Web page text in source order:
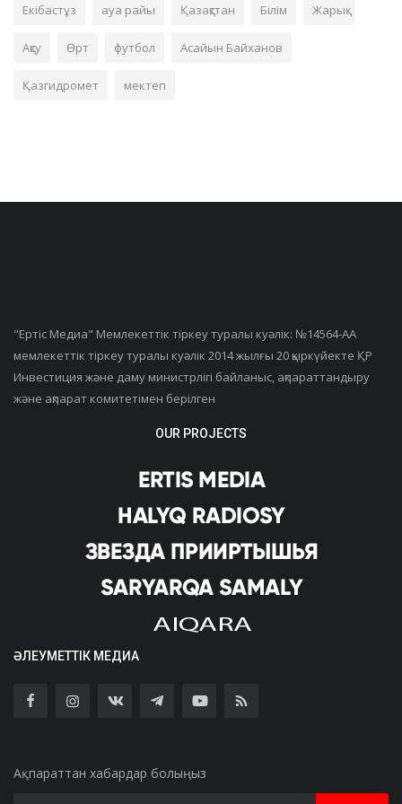
Екібастұз ауа райы Қазақстан Білім Жарық
Ақсу Өрт футбол Асайын Байханов
Қазгидромет мектеп
"Ертiс Медиа" Мемлекеттік тіркеу туралы куәлік: №14564-АА
мемлекеттік тіркеу туралы куәлік 2014 жылғы 20 қыркүйекте ҚР
Инвестиция және даму министрлігі байланыс, ақпараттандыру
және ақпарат комитетімен берілген
OUR PROJECTS
ӘЛЕУМЕТТІК МЕДИА
Ақпараттан хабардар болыңыз